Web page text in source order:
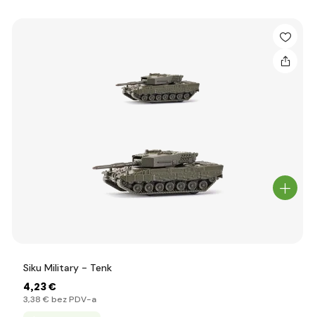
Siku Military - Tenk
4,23 €
3,38 € bez PDV-a